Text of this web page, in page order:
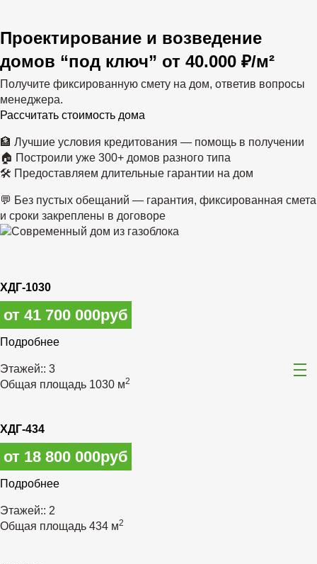
Проектирование и возведение
домов “под ключ” от 40.000 ₽/м²
Получите фиксированную смету на дом, ответив вопросы
менеджера.
Рассчитать стоимость дома
🏦 Лучшие условия кредитования — помощь в получении
🏠 Построили уже 300+ домов разного типа
🛠 Предоставляем длительные гарантии на дом
💬 Без пустых обещаний — гарантия, фиксированная смета
и сроки закреплены в договоре
ХДГ-1030
от 41 700 000руб
Подробнее
Этажей:: 3
Общая площадь 1030 м2
ХДГ-434
от 18 800 000руб
Подробнее
Этажей:: 2
Общая площадь 434 м2